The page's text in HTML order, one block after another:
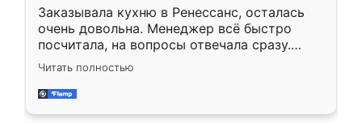
Заказывала кухню в Ренессанс, осталась
очень довольна. Менеджер всё быстро
посчитала, на вопросы отвечала сразу.
Замерщик приехал в субботу, подошёл к
делу со всей ответственностью. Собрали
за день, ребята работали аккуратно, даже
Читать полностью